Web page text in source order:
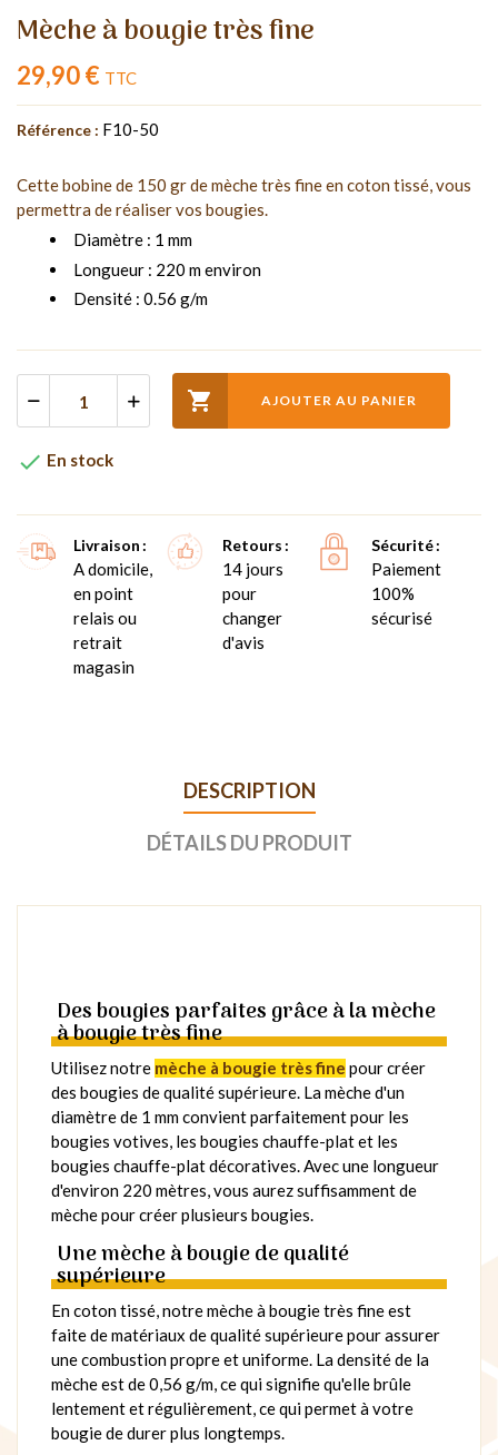
Mèche à bougie très fine
29,90 € TTC
Référence : F10-50
Cette bobine de 150 gr de mèche très fine en coton tissé, vous
permettra de réaliser vos bougies.
Diamètre : 1 mm
Longueur : 220 m environ
Densité : 0.56 g/m
 AJOUTER AU PANIER
 En stock
Livraison
A domicile,
en point
relais ou
retrait
magasin
Retours
14 jours
pour
changer
d'avis
Sécurité
Paiement
100%
sécurisé
DESCRIPTION
DÉTAILS DU PRODUIT
Des bougies parfaites grâce à la mèche
à bougie très fine
Utilisez notre mèche à bougie très fine pour créer
des bougies de qualité supérieure. La mèche d'un
diamètre de 1 mm convient parfaitement pour les
bougies votives, les bougies chauffe-plat et les
bougies chauffe-plat décoratives. Avec une longueur
d'environ 220 mètres, vous aurez suffisamment de
mèche pour créer plusieurs bougies.
Une mèche à bougie de qualité
supérieure
En coton tissé, notre mèche à bougie très fine est
faite de matériaux de qualité supérieure pour assurer
une combustion propre et uniforme. La densité de la
mèche est de 0,56 g/m, ce qui signifie qu'elle brûle
lentement et régulièrement, ce qui permet à votre
bougie de durer plus longtemps.